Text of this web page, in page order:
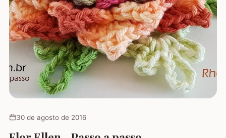
30 de agosto de 2016